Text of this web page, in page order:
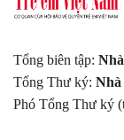
Tổng biên tập:
Tổng Thư ký: Nhà
Phó Tổng Thư ký